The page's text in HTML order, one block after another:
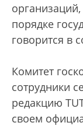
порядке
говорится в
Комитет
сотрудники
редакцию
своем